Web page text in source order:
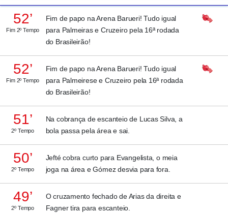
52’
Fim 2º Tempo
Fim de papo na Arena Barueri! Tudo igual
para Palmeiras e Cruzeiro pela 16ª rodada
do Brasileirão!
52’
Fim 2º Tempo
Fim de papo na Arena Barueri! Tudo igual
para Palmeirese e Cruzeiro pela 16ª rodada
do Brasileirão!
51’
2º Tempo
Na cobrança de escanteio de Lucas Silva, a
bola passa pela área e sai.
50’
2º Tempo
Jefté cobra curto para Evangelista, o meia
joga na área e Gómez desvia para fora.
49’
2º Tempo
O cruzamento fechado de Arias da direita e
Fagner tira para escanteio.